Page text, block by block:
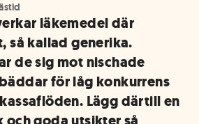
läkemedel där
så kallad generika.
de sig mot nischade
för låg konkurrens
Lägg därtill en